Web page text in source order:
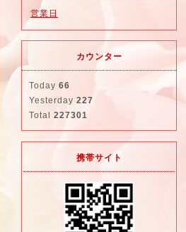
営業日
カウンター
Today 66
Yesterday 227
Total 227301
携帯サイト